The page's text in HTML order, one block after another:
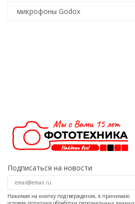
микрофоны Godox
Подписаться на новости
Нажимая на кнопку подтверждения, я принимаю